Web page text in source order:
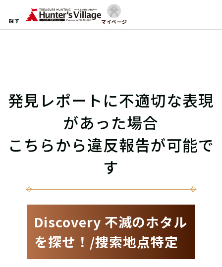
探す マイページ
発見レポートに不適切な表現
があった場合
こちらから違反報告が可能で
す
Discovery 不滅のホタル
を探せ！/捜索地点特定